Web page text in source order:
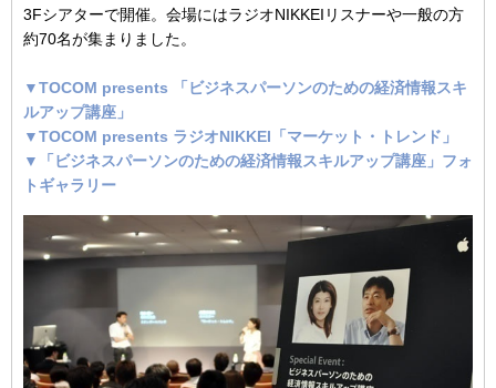
3Fシアターで開催。会場にはラジオNIKKEIリスナーや一般の方
約70名が集まりました。
▼TOCOM presents 「ビジネスパーソンのための経済情報スキ
ルアップ講座」
▼TOCOM presents ラジオNIKKEI「マーケット・トレンド」
▼「ビジネスパーソンのための経済情報スキルアップ講座」フォ
トギャラリー